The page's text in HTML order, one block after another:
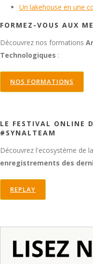
Un lakehouse en une
FORMEZ-VOUS AUX
Découvrez nos formations
Technologiques :
NOS FORMATIONS
LE FESTIVAL ONLINE
#SYNALTEAM
Découvrez l'ecosystème de
enregistrements des
REPLAY